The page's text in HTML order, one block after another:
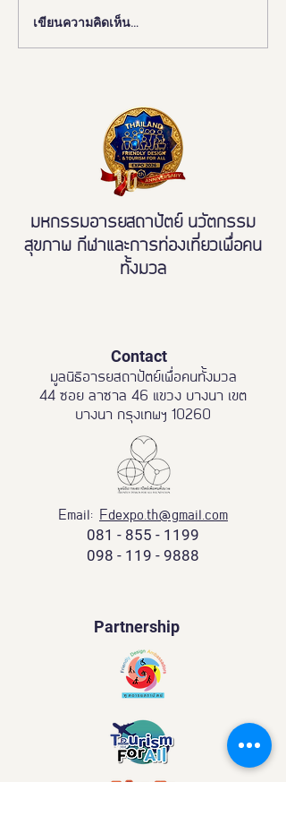
📰 “ห้องสุขาเพื่อทุกคน” เปิด
ตัวนวัตกรรมเฟรนด์ลี่ดีไซน์
เข้าถึงบริการสาธารณะ
อย่างเท่าเทียม
เขียนความคิดเห็น…
มหกรรมอารยสถาปัตย์ นวัตกรรม
สุขภาพ กีฬาและการท่องเที่ยวเพื่อคน
ทั้งมวล
Contact
มูลนิธิอารยสถาปัตย์เพื่อคนทั้งมวล
44 ซอย ลาซาล 46 แขวง บางนา เขต
บางนา กรุงเทพฯ 10260
Email: Fdexpo.th@gmail.com
081 - 855 - 1199
098 - 119 - 9888
Partnership